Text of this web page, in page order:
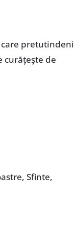
pretutindeni
curăţeşte de
Sfinte,